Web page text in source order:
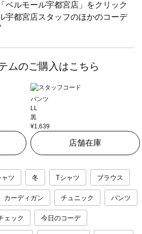
ベルモール宇都宮店」をクリック
宇都宮店スタッフのほかのコーデ
ムのご購入はこちら
パンツ
LL
黒
¥1,639
店舗在庫
ャツ 冬 Tシャツ ブラウス
カーディガン チュニック パンツ
ェック 今日のコーデ